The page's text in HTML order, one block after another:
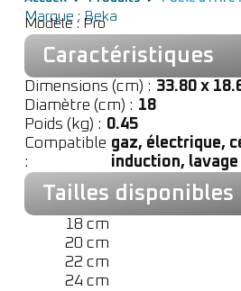
Marque : Beka
Modèle : Pro
Caractéristiques
Dimensions (cm) : 33.80 x
Diamètre (cm) : 18
Poids (kg) : 0.45
Compatible
:
gaz, électrique,
induction, lavage
Tailles disponibles
18 cm
20 cm
22 cm
24 cm